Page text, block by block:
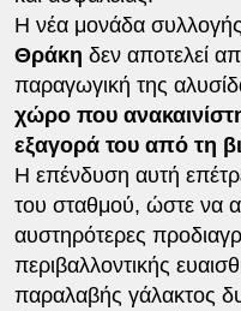
Η νέα μονάδα
Θράκη δεν αποτελεί
παραγωγική της
χώρο που
εξαγορά του από τη
Η επένδυση αυτή
του σταθμού, ώστε να
αυστηρότερες
περιβαλλοντικής
παραλαβής γάλακτος